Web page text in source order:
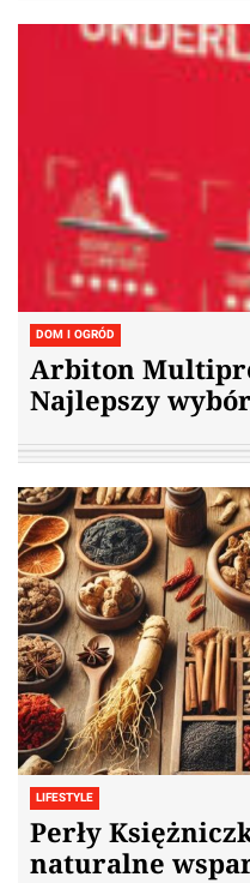
DOM I OGRÓD
Arbiton
Najlepszy
LIFESTYLE
Perły
naturalne